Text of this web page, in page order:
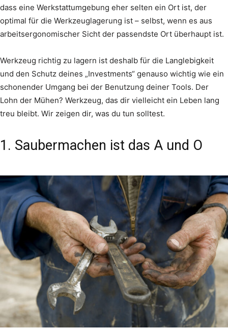
dass eine Werkstattumgebung eher selten ein Ort ist, der
optimal für die Werkzeuglagerung ist – selbst, wenn es aus
arbeitsergonomischer Sicht der passendste Ort überhaupt ist.
Werkzeug richtig zu lagern ist deshalb für die Langlebigkeit
und den Schutz deines „Investments“ genauso wichtig wie ein
schonender Umgang bei der Benutzung deiner Tools. Der
Lohn der Mühen? Werkzeug, das dir vielleicht ein Leben lang
treu bleibt. Wir zeigen dir, was du tun solltest.
1. Saubermachen ist das A und O